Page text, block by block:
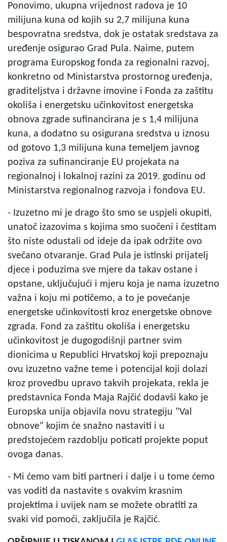
Ponovimo, ukupna vrijednost radova je 10
milijuna kuna od kojih su 2,7 milijuna kuna
bespovratna sredstva, dok je ostatak sredstava za
uređenje osigurao Grad Pula. Naime, putem
programa Europskog fonda za regionalni razvoj,
konkretno od Ministarstva prostornog uređenja,
graditeljstva i državne imovine i Fonda za zaštitu
okoliša i energetsku učinkovitost energetska
obnova zgrade sufinancirana je s 1,4 milijuna
kuna, a dodatno su osigurana sredstva u iznosu
od gotovo 1,3 milijuna kuna temeljem javnog
poziva za sufinanciranje EU projekata na
regionalnoj i lokalnoj razini za 2019. godinu od
Ministarstva regionalnog razvoja i fondova EU.
- Izuzetno mi je drago što smo se uspjeli okupiti,
unatoč izazovima s kojima smo suočeni i čestitam
što niste odustali od ideje da ipak održite ovo
svečano otvaranje. Grad Pula je istinski prijatelj
djece i poduzima sve mjere da takav ostane i
opstane, uključujući i mjeru koja je nama izuzetno
važna i koju mi potičemo, a to je povećanje
energetske učinkovitosti kroz energetske obnove
zgrada. Fond za zaštitu okoliša i energetsku
učinkovitost je dugogodišnji partner svim
dionicima u Republici Hrvatskoj koji prepoznaju
ovu izuzetno važne teme i potencijal koji dolazi
kroz provedbu upravo takvih projekata, rekla je
predstavnica Fonda Maja Rajčić dodavši kako je
Europska unija objavila novu strategiju "Val
obnove" kojim će snažno nastaviti i u
predstojećem razdoblju poticati projekte poput
ovoga danas.
- Mi ćemo vam biti partneri i dalje i u tome ćemo
vas voditi da nastavite s ovakvim krasnim
projektima i uvijek nam se možete obratiti za
svaki vid pomoći, zaključila je Rajčić.